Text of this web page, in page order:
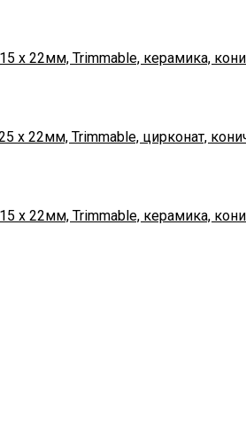
х 22мм, Trimmable, керамика,
х 22мм, Trimmable, цирконат,
х 22мм, Trimmable, керамика,